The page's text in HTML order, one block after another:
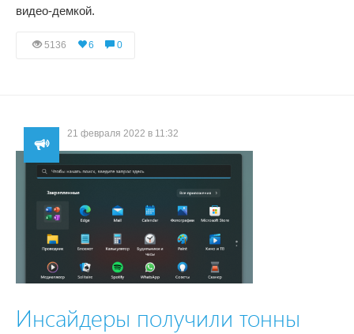
видео-демкой.
5136 6 0
21 февраля 2022 в 11:32
Инсайдеры получили тонны